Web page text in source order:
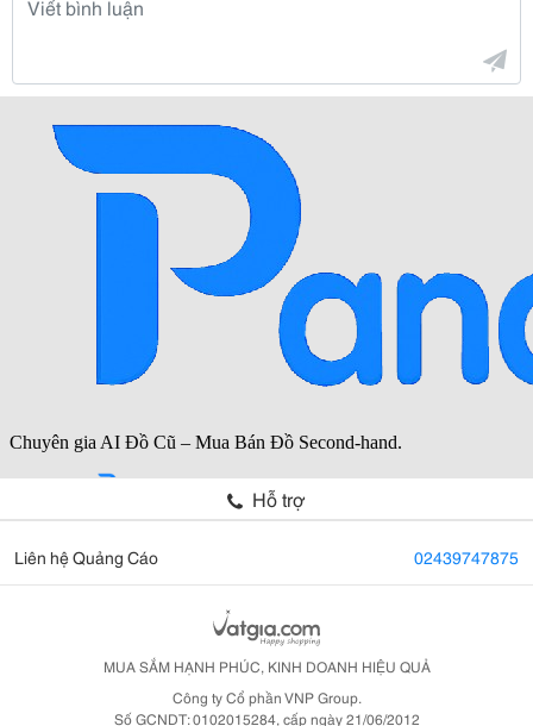
Hỗ trợ
Liên hệ Quảng Cáo 02439747875
MUA SẮM HẠNH PHÚC, KINH DOANH HIỆU QUẢ
Công ty Cổ phần VNP Group.
Số GCNDT: 0102015284, cấp ngày 21/06/2012